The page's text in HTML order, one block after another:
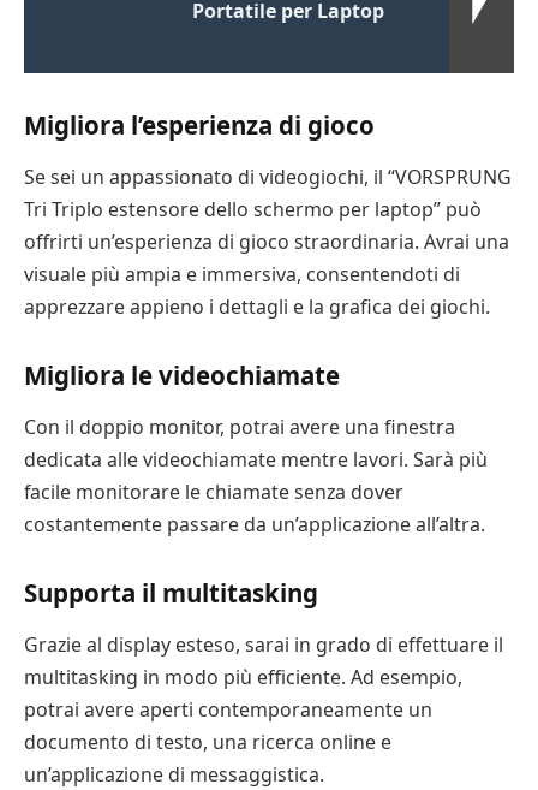
Portatile per Laptop
Migliora l’esperienza di gioco
Se sei un appassionato di videogiochi, il “VORSPRUNG
Tri Triplo estensore dello schermo per laptop” può
offrirti un’esperienza di gioco straordinaria. Avrai una
visuale più ampia e immersiva, consentendoti di
apprezzare appieno i dettagli e la grafica dei giochi.
Migliora le videochiamate
Con il doppio monitor, potrai avere una finestra
dedicata alle videochiamate mentre lavori. Sarà più
facile monitorare le chiamate senza dover
costantemente passare da un’applicazione all’altra.
Supporta il multitasking
Grazie al display esteso, sarai in grado di effettuare il
multitasking in modo più efficiente. Ad esempio,
potrai avere aperti contemporaneamente un
documento di testo, una ricerca online e
un’applicazione di messaggistica.